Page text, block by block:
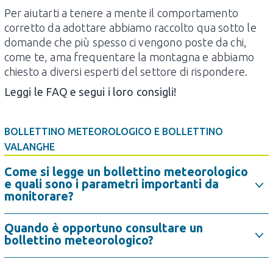
Per aiutarti a tenere a mente il comportamento
corretto da adottare abbiamo raccolto qua sotto le
domande che più spesso ci vengono poste da chi,
come te, ama frequentare la montagna e abbiamo
chiesto a diversi esperti del settore di rispondere.
Leggi le FAQ e segui i loro consigli!
BOLLETTINO METEOROLOGICO E BOLLETTINO
VALANGHE
Come si legge un bollettino meteorologico
e quali sono i parametri importanti da
monitorare?
Quando è opportuno consultare un
bollettino meteorologico?